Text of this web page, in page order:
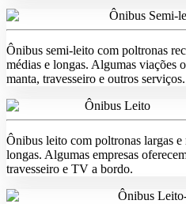
Ônibus Semi-
Ônibus semi-leito com poltronas
médias e longas. Algumas viações
manta, travesseiro e outros serviços.
Ônibus Leito
Ônibus leito com poltronas largas
longas. Algumas empresas
travesseiro e TV a bordo.
Ônibus